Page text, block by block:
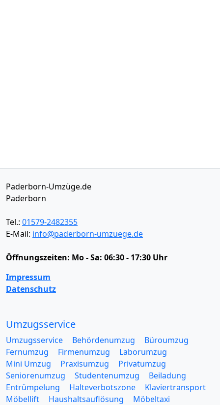
Paderborn-Umzüge.de
Paderborn
Tel.: 01579-2482355
E-Mail: info@paderborn-umzuege.de
Öffnungszeiten: Mo - Sa: 06:30 - 17:30 Uhr
Impressum
Datenschutz
Umzugsservice
Umzugsservice Behördenumzug
Büroumzug
Fernumzug
Firmenumzug
Laborumzug
Mini Umzug
Praxisumzug
Privatumzug
Seniorenumzug
Studentenumzug
Beiladung
Entrümpelung
Halteverbotszone
Klaviertransport
Möbellift
Haushaltsauflösung
Möbeltaxi